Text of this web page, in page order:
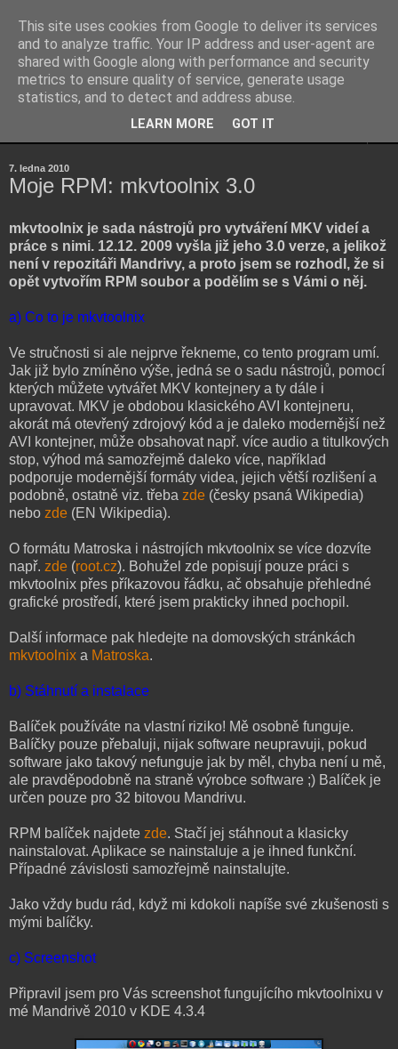
Kubův blog
...osobní blog Jakuba Šenka...
7. ledna 2010
Moje RPM: mkvtoolnix 3.0
mkvtoolnix je sada nástrojů pro vytváření MKV videí a
práce s nimi. 12.12. 2009 vyšla již jeho 3.0 verze, a jelikož
není v repozitáři Mandrivy, a proto jsem se rozhodl, že si
opět vytvořím RPM soubor a podělím se s Vámi o něj.
a) Co to je mkvtoolnix
Ve stručnosti si ale nejprve řekneme, co tento program umí.
Jak již bylo zmíněno výše, jedná se o sadu nástrojů, pomocí
kterých můžete vytvářet MKV kontejnery a ty dále i
upravovat. MKV je obdobou klasického AVI kontejneru,
akorát má otevřený zdrojový kód a je daleko modernější než
AVI kontejner, může obsahovat např. více audio a titulkových
stop, výhod má samozřejmě daleko více, například
podporuje modernější formáty videa, jejich větší rozlišení a
podobně, ostatně viz. třeba zde (česky psaná Wikipedia)
nebo zde (EN Wikipedia).
O formátu Matroska i nástrojích mkvtoolnix se více dozvíte
např. zde (root.cz). Bohužel zde popisují pouze práci s
mkvtoolnix přes příkazovou řádku, ač obsahuje přehledné
grafické prostředí, které jsem prakticky ihned pochopil.
Další informace pak hledejte na domovských stránkách
mkvtoolnix a Matroska.
b) Stáhnutí a instalace
Balíček používáte na vlastní riziko! Mě osobně funguje.
Balíčky pouze přebaluji, nijak software neupravuji, pokud
software jako takový nefunguje jak by měl, chyba není u mě,
ale pravděpodobně na straně výrobce software ;) Balíček je
určen pouze pro 32 bitovou Mandrivu.
RPM balíček najdete zde. Stačí jej stáhnout a klasicky
nainstalovat. Aplikace se nainstaluje a je ihned funkční.
Případné závislosti samozřejmě nainstalujte.
Jako vždy budu rád, když mi kdokoli napíše své zkušenosti s
mými balíčky.
c) Screenshot
Připravil jsem pro Vás screenshot fungujícího mkvtoolnixu v
mé Mandrivě 2010 v KDE 4.3.4
This site uses cookies from Google to deliver its services
and to analyze traffic. Your IP address and user-agent are
shared with Google along with performance and security
metrics to ensure quality of service, generate usage
statistics, and to detect and address abuse.
LEARN MORE GOT IT